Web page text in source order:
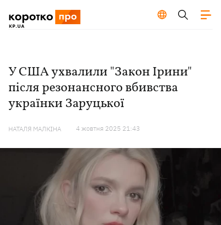
У США ухвалили "Закон Ірини"
після резонансного вбивства
українки Заруцької
НАТАЛЯ МАЛКІНА 4 жовтня 2025 21:43